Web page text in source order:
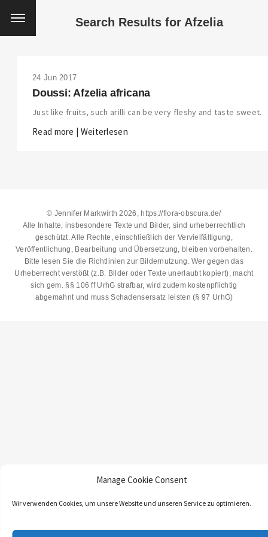
Manage Cookie Consent
Wir verwenden Cookies, um unsere Website und unseren Service zu optimieren.
THIS SEARCH BAR ONLY WORKS IN THE GERMAN VERSION OF THE WEBSITE!
NON-GERMAN SPEAKERS PLEASE USE THE SEARCH BAR ON THE WELCOME
PAGE.
Search Results for Afzelia
24 Jun 2017
Doussi: Afzelia africana
Just like fruits, such arilli can be very fleshy and taste sweet.
Read more | Weiterlesen
© Jennifer Markwirth 2026, https://flora-obscura.de/
Alle Inhalte, insbesondere Texte und Bilder, sind urheberrechtlich
geschützt. Alle Rechte, einschließlich der Vervielfältigung,
Veröffentlichung, Bearbeitung und Übersetzung, bleiben vorbehalten.
Bitte lesen Sie die Richtlinien zur Bildernutzung . Wer gegen das
Urheberrecht verstößt (z.B. Bilder oder Texte unerlaubt kopiert), macht
sich gem. §§ 106 ff UrhG strafbar, wird zudem kostenpflichtig
abgemahnt und muss Schadensersatz leisten (§ 97 UrhG)